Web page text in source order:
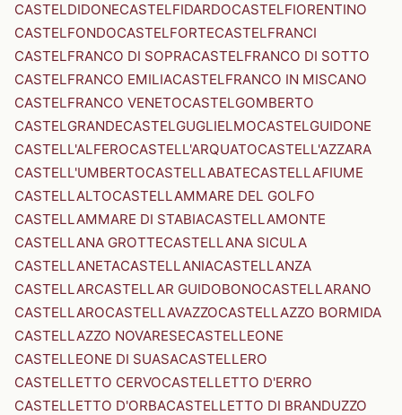
CASTELDIDONECASTELFIDARDOCASTELFIORENTINO
CASTELFONDOCASTELFORTECASTELFRANCI
CASTELFRANCO DI SOPRACASTELFRANCO DI SOTTO
CASTELFRANCO EMILIACASTELFRANCO IN MISCANO
CASTELFRANCO VENETOCASTELGOMBERTO
CASTELGRANDECASTELGUGLIELMOCASTELGUIDONE
CASTELL'ALFEROCASTELL'ARQUATOCASTELL'AZZARA
CASTELL'UMBERTOCASTELLABATECASTELLAFIUME
CASTELLALTOCASTELLAMMARE DEL GOLFO
CASTELLAMMARE DI STABIACASTELLAMONTE
CASTELLANA GROTTECASTELLANA SICULA
CASTELLANETACASTELLANIACASTELLANZA
CASTELLARCASTELLAR GUIDOBONOCASTELLARANO
CASTELLAROCASTELLAVAZZOCASTELLAZZO BORMIDA
CASTELLAZZO NOVARESECASTELLEONE
CASTELLEONE DI SUASACASTELLERO
CASTELLETTO CERVOCASTELLETTO D'ERRO
CASTELLETTO D'ORBACASTELLETTO DI BRANDUZZO